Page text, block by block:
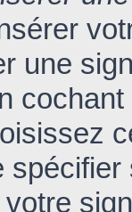
une
votre